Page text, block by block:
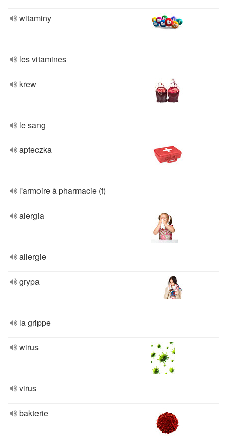
witaminy
les vitamines
krew
le sang
apteczka
l'armoire à pharmacie (f)
alergia
allergie
grypa
la grippe
wirus
virus
bakterie